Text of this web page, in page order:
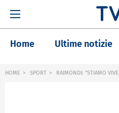
Home Ultime notizie
HOME SPORT RAIMONDI: "STIAMO